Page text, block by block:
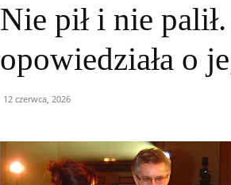
Nie pił i nie
opowiedziała o
12 czerwca, 2026